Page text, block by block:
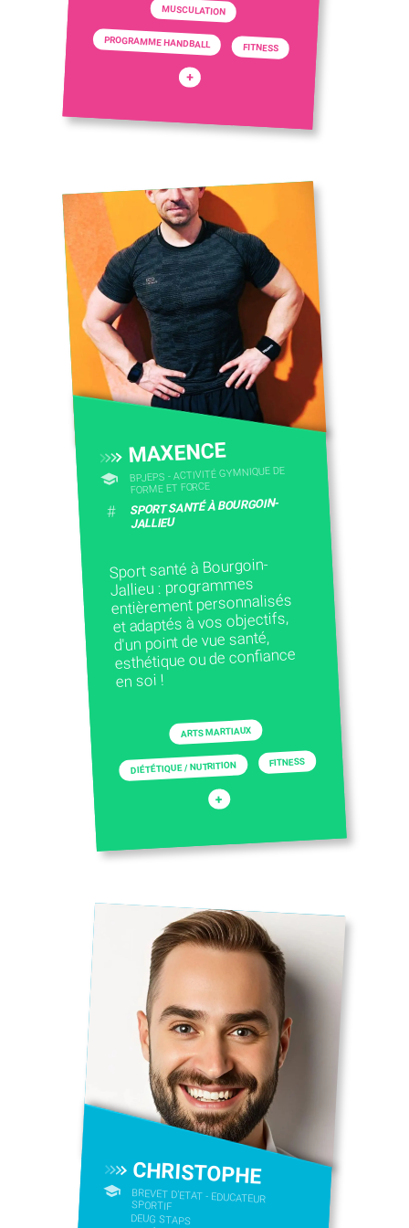
MUSCULATION
PROGRAMME HANDBALL FITNESS
+
MAXENCE
BPJEPS - ACTIVITÉ GYMNIQUE DE
FORME ET FORCE
# SPORT SANTÉ À BOURGOIN-
JALLIEU
Sport santé à Bourgoin-
Jallieu : programmes
entièrement personnalisés
et adaptés à vos objectifs,
d'un point de vue santé,
esthétique ou de confiance
en soi !
ARTS MARTIAUX
DIÉTÉTIQUE / NUTRITION FITNESS
+
CHRISTOPHE
BREVET D'ETAT - EDUCATEUR
SPORTIF
DEUG STAPS